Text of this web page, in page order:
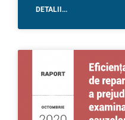
DETALII...